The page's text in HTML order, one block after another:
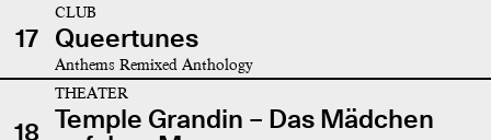
17
CLUB
Queertunes
Anthems Remixed Anthology
18
THEATER
Temple Grandin – Das Mädchen